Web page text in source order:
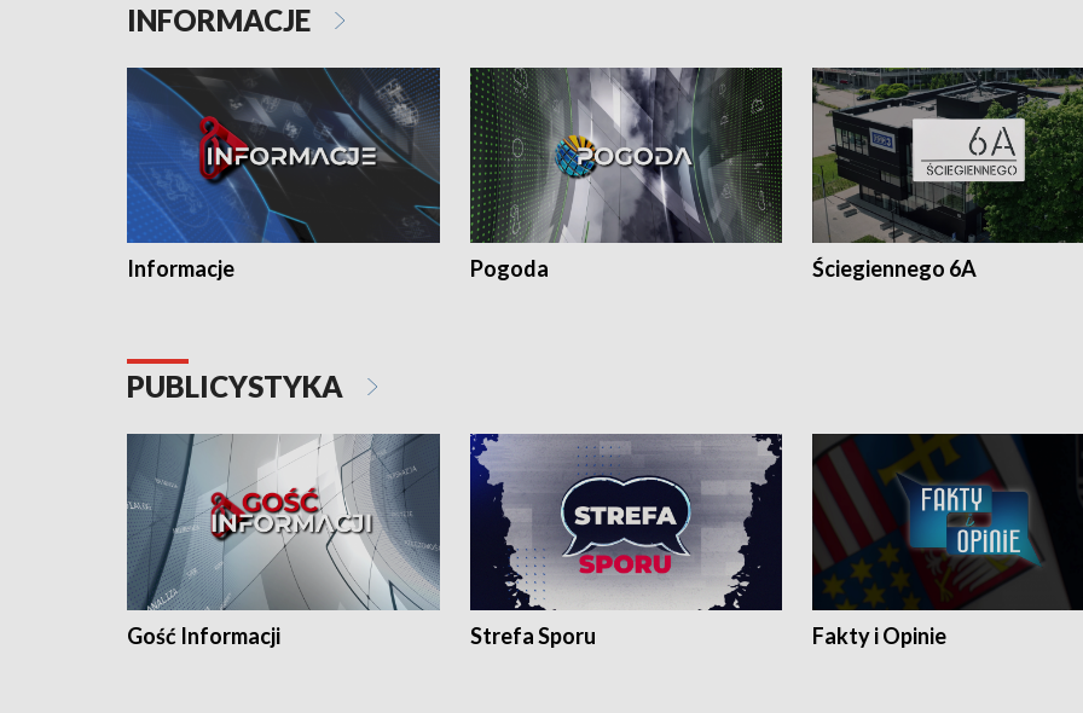
INFORMACJE
Informacje Pogoda Ściegiennego 6A
PUBLICYSTYKA
Gość Informacji Strefa Sporu Fakty i Opinie